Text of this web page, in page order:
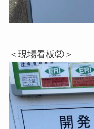
＜現場看板②＞